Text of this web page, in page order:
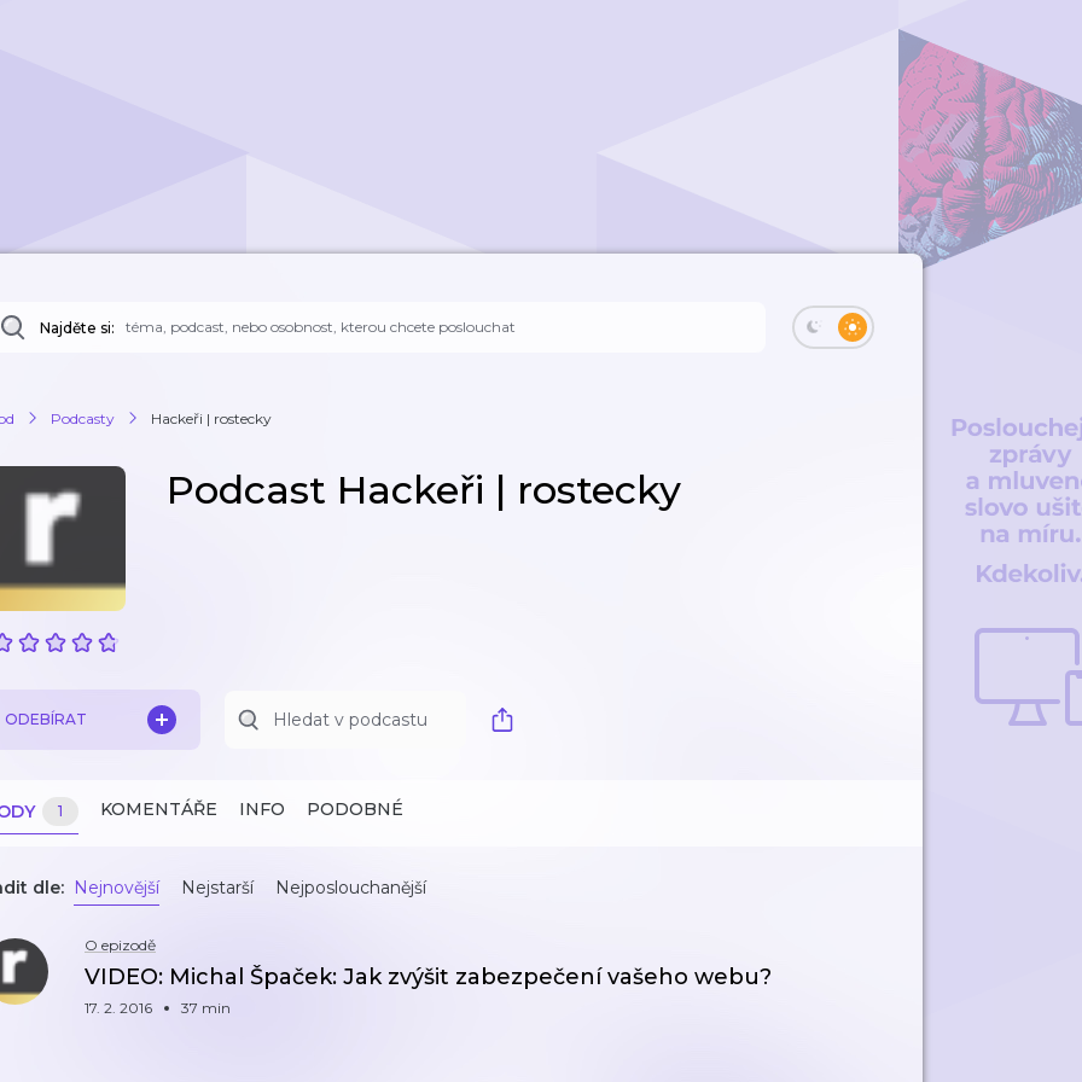
Najděte si:
Podcasty Hackeři | rostecky
Podcast Hackeři | rostecky
ODEBÍRAT
1 KOMENTÁŘE INFO PODOBNÉ
dle: Nejnovější Nejstarší Nejposlouchanější
O epizodě
VIDEO: Michal Špaček: Jak zvýšit zabezpečení vašeho webu?
17. 2. 2016 37 min